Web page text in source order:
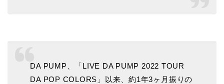
DA PUMP、「LIVE DA PUMP 2022 TOUR
DA POP COLORS」以来、約1年3ヶ月振りの